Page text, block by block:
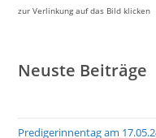
zur Verlinkung auf das Bild klicken
Neuste Beiträge
Predigerinnentag am